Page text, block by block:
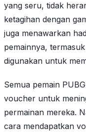
yang seru, tidak
ketagihan dengan
juga menawarkan
pemainnya,
digunakan untuk
Semua pemain
voucher untuk
permainan mereka.
cara mendapatkan